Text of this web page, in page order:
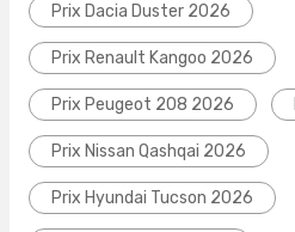
Prix Dacia Duster 2026
Prix Renault Kangoo 2026
Prix Peugeot 208 2026
Prix Nissan Qashqai 2026
Prix Hyundai Tucson 2026